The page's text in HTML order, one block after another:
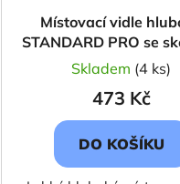
Místovací vidle
STANDARD PRO se
vláknem
Skladem (4 ks)
473 Kč
DO KOŠÍKU